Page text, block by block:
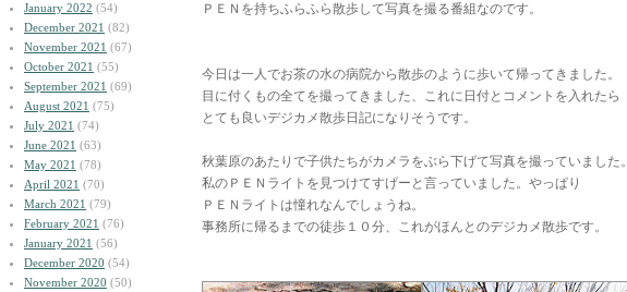
January 2022 (54)
December 2021 (82)
November 2021 (67)
October 2021 (55)
September 2021 (69)
August 2021 (75)
July 2021 (74)
June 2021 (63)
May 2021 (78)
April 2021 (70)
March 2021 (79)
February 2021 (76)
January 2021 (56)
December 2020 (54)
November 2020 (50)
ＰＥＮを持ちふらふら散歩して写真を撮る番組なのです。
今日は一人でお茶の水の病院から散歩のように歩いて帰ってきました。
目に付くもの全てを撮ってきました、これに日付とコメントを入れたら
とても良いデジカメ散歩日記になりそうです。
秋葉原のあたりで子供たちがカメラをぶら下げて写真を撮っていました。
私のＰＥＮライトを見つけてすげーと言っていました。やっぱり
ＰＥＮライトは憧れなんでしょうね。
事務所に帰るまでの徒歩１０分、これがほんとのデジカメ散歩です。